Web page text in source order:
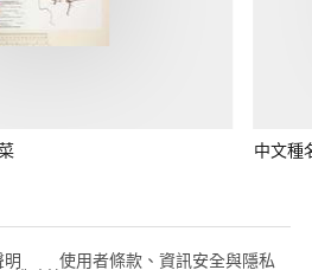
中文種
使用者條款、資訊安全與隱私